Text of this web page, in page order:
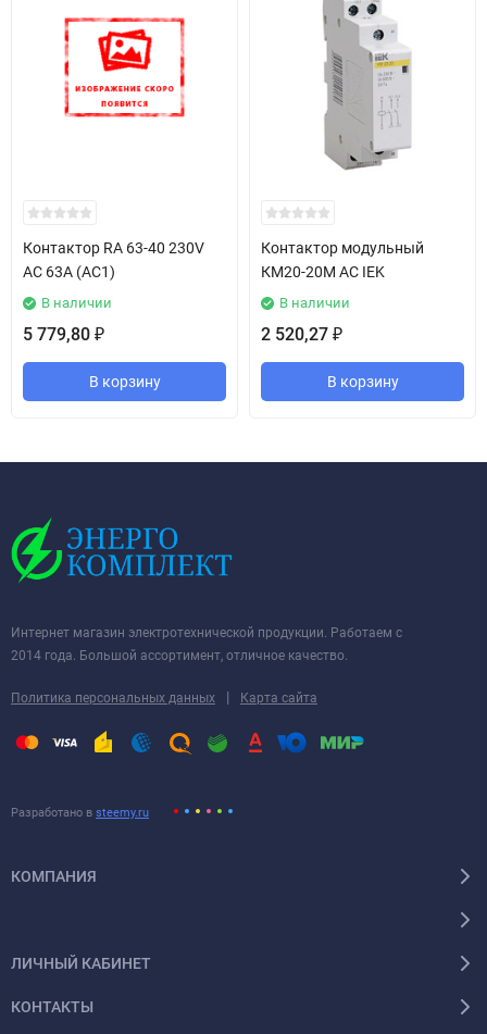
Контактор RA 63-40 230V
AC 63A (AC1)
В наличии
5 779,80 ₽
В корзину
Контактор модульный
КМ20-20М AC IEK
В наличии
2 520,27 ₽
В корзину
Интернет магазин электротехнической продукции. Работаем с
2014 года. Большой ассортимент, отличное качество.
Политика персональных данных | Карта сайта
Разработано в steemy.ru
КОМПАНИЯ
ЛИЧНЫЙ КАБИНЕТ
КОНТАКТЫ